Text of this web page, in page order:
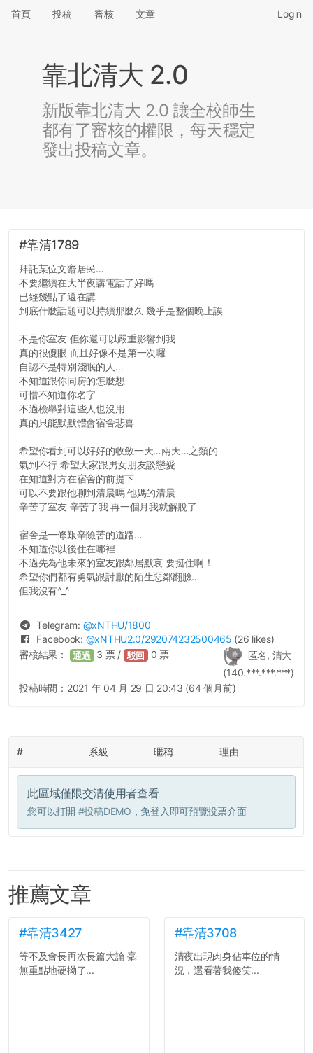
首頁 投稿 審核 文章 Login
靠北清大 2.0
新版靠北清大 2.0 讓全校師生
都有了審核的權限，每天穩定
發出投稿文章。
#靠清1789
拜託某位文齋居民…
不要繼續在大半夜講電話了好嗎
已經幾點了還在講
到底什麼話題可以持續那麼久 幾乎是整個晚上誒
不是你室友 但你還可以嚴重影響到我
真的很傻眼 而且好像不是第一次囉
自認不是特別淺眠的人…
不知道跟你同房的怎麼想
可惜不知道你名字
不過檢舉對這些人也沒用
真的只能默默體會宿舍悲喜
希望你看到可以好好的收斂一天…兩天…之類的
氣到不行 希望大家跟男女朋友談戀愛
在知道對方在宿舍的前提下
可以不要跟他聊到清晨嗎 他媽的清晨
辛苦了室友 辛苦了我 再一個月我就解脫了
宿舍是一條艱辛險苦的道路…
不知道你以後住在哪裡
不過先為他未來的室友跟鄰居默哀 要挺住啊！
希望你們都有勇氣跟討厭的陌生惡鄰翻臉…
但我沒有^_^
Telegram: @xNTHU/1800
Facebook: @xNTHU2.0/292074232500465 (26 likes)
匿名, 清大
(140.***.***.***)
審核結果： 通過 3 票 / 駁回 0 票
投稿時間： 2021 年 04 月 29 日 20:43 (64 個月前)
# 系級 暱稱 理由
此區域僅限交清使用者查看
您可以打開 #投稿DEMO ，免登入即可預覽投票介面
推薦文章
#靠清3427
等不及會長再次長篇大論 毫
無重點地硬拗了...
#靠清3708
清夜出現肉身佔車位的情
況，還看著我傻笑...